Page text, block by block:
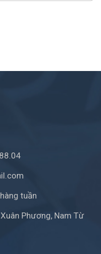
tuần
Phương, Nam Từ